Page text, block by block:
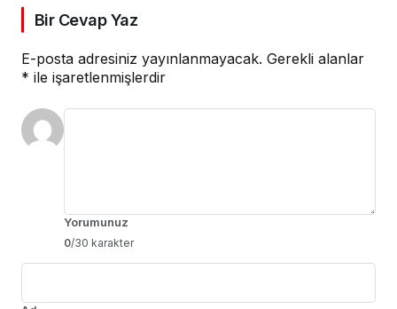
Bir Cevap Yaz
E-posta adresiniz yayınlanmayacak. Gerekli alanlar
* ile işaretlenmişlerdir
Yorumunuz
0/30 karakter